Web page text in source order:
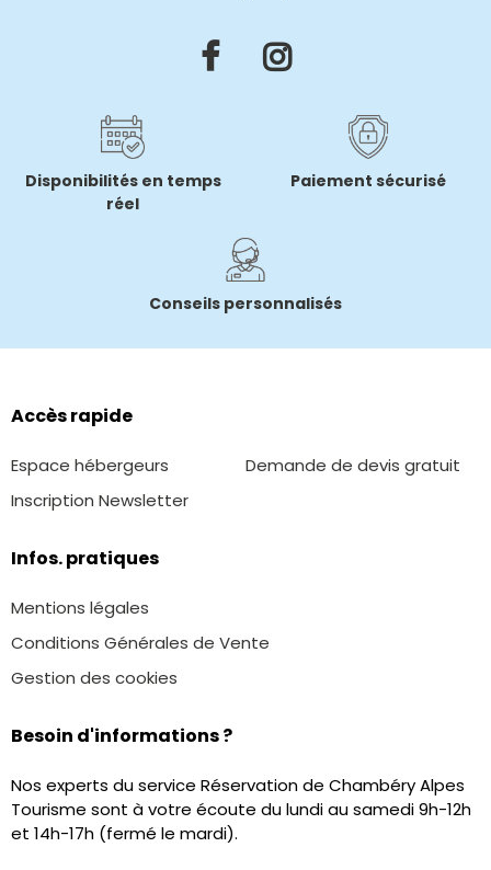
Disponibilités en temps
réel
Paiement sécurisé
Conseils personnalisés
Accès rapide
Espace hébergeurs
Demande de devis gratuit
Inscription Newsletter
Infos. pratiques
Mentions légales
Conditions Générales de Vente
Gestion des cookies
Besoin d'informations ?
Nos experts du service Réservation de Chambéry Alpes
Tourisme sont à votre écoute du lundi au samedi 9h-12h
et 14h-17h (fermé le mardi).